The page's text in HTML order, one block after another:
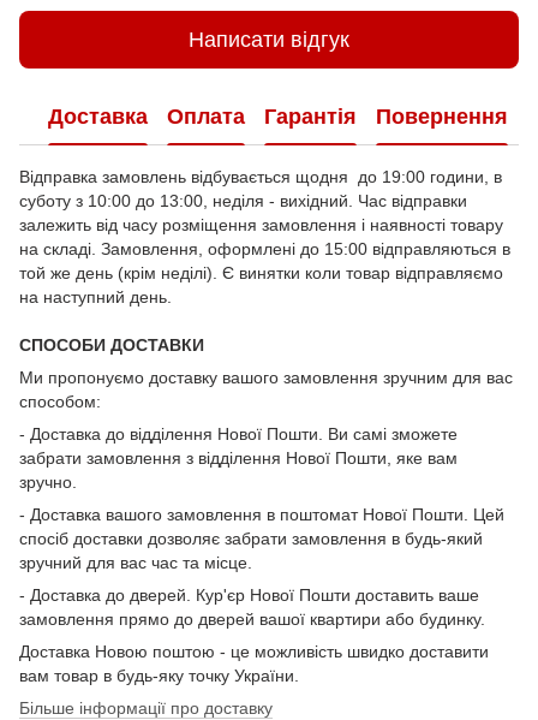
Написати відгук
Доставка Оплата Гарантія Повернення
Відправка замовлень відбувається щодня до 19:00 години, в
суботу з 10:00 до 13:00, неділя - вихідний. Час відправки
залежить від часу розміщення замовлення і наявності товару
на складі. Замовлення, оформлені до 15:00 відправляються в
той же день (крім неділі). Є винятки коли товар відправляємо
на наступний день.
СПОСОБИ ДОСТАВКИ
Ми пропонуємо доставку вашого замовлення зручним для вас
способом:
- Доставка до відділення Нової Пошти. Ви самі зможете
забрати замовлення з відділення Нової Пошти, яке вам
зручно.
- Доставка вашого замовлення в поштомат Нової Пошти. Цей
спосіб доставки дозволяє забрати замовлення в будь-який
зручний для вас час та місце.
- Доставка до дверей. Кур'єр Нової Пошти доставить ваше
замовлення прямо до дверей вашої квартири або будинку.
Доставка Новою поштою - це можливість швидко доставити
вам товар в будь-яку точку України.
Більше інформації про доставку